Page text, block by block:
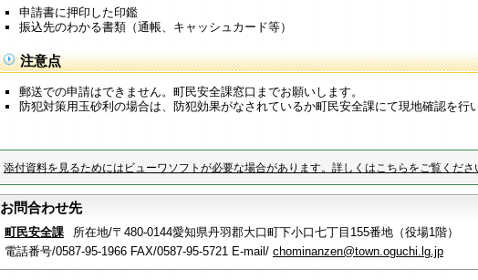
申請書に押印した印鑑
振込先のわかる書類（通帳、キャッシュカード等）
注意点
郵送での申請はできません。町民安全課窓口までお願いします。
防犯対策用玉砂利の場合は、防犯効果がなされているか町民安全課にて現地確認を行
添付資料を見るためにはビューワソフトが必要な場合があります。詳しくはこちらをご覧くださ
お問合わせ先
町民安全課
所在地/〒480-0144愛知県丹羽郡大口町下小口七丁目155番地（役場1階）
電話番号/0587-95-1966 FAX/0587-95-5721 E-mail/ chominanzen@town.oguchi.lg.jp